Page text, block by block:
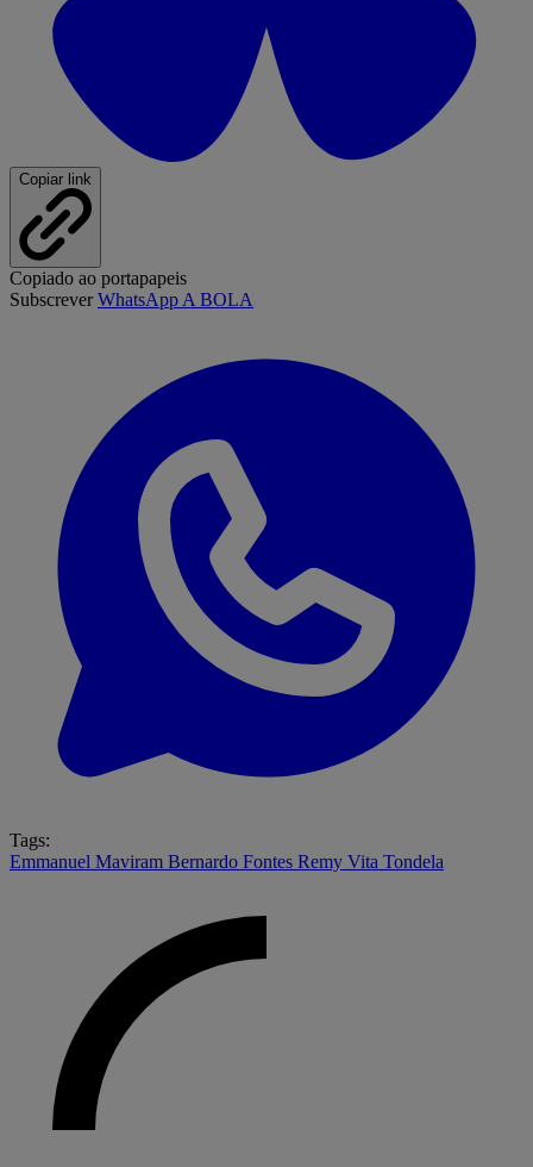
Copiar link
Copiado ao portapapeis
SubscreverWhatsApp A BOLA
Tags:
Emmanuel Maviram Bernardo Fontes Remy Vita Tondela